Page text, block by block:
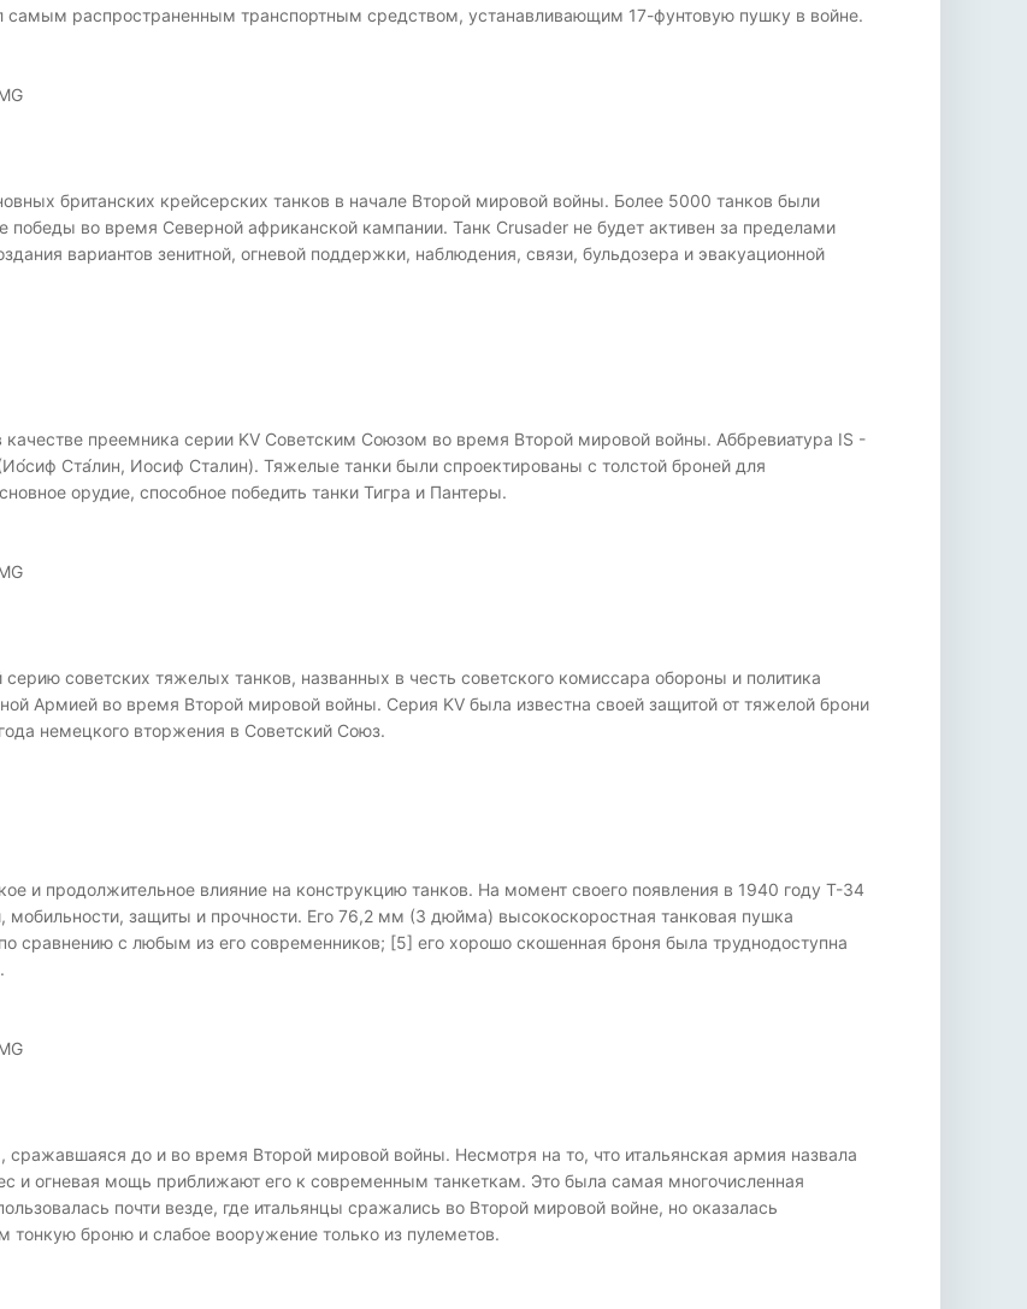
самым распространенным транспортным средством, устанавливающим 17-фунтовую пушку в войне.
британских крейсерских танков в начале Второй мировой войны. Более 5000 танков были
победы во время Северной африканской кампании. Танк Crusader не будет активен за пределами
вариантов зенитной, огневой поддержки, наблюдения, связи, бульдозера и эвакуационной
преемника серии KV Советским Союзом во время Второй мировой войны. Аббревиатура IS -
Ста́лин, Иосиф Сталин). Тяжелые танки были спроектированы с толстой броней для
орудие, способное победить танки Тигра и Пантеры.
советских тяжелых танков, названных в честь советского комиссара обороны и политика
Армией во время Второй мировой войны. Серия KV была известна своей защитой от тяжелой брони
немецкого вторжения в Советский Союз.
и продолжительное влияние на конструкцию танков. На момент своего появления в 1940 году Т-34
защиты и прочности. Его 76,2 мм (3 дюйма) высокоскоростная танковая пушка
сравнению с любым из его современников; [5] его хорошо скошенная броня была труднодоступна
сражавшаяся до и во время Второй мировой войны. Несмотря на то, что итальянская армия назвала
и огневая мощь приближают его к современным танкеткам. Это была самая многочисленная
почти везде, где итальянцы сражались во Второй мировой войне, но оказалась
броню и слабое вооружение только из пулеметов.